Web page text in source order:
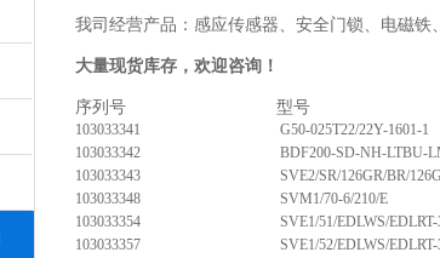
我司经营产品：感应传感器、安全门锁、电磁
大量现货库存，欢迎咨询！
序列
103033341
G50-025T22/22Y-1601-1
103033342
BDF200-SD-NH-LTBU-
103033343
SVE2/SR/126GR/BR/
103033348
SVM1/70-6/210/E
103033354
SVE1/51/EDLWS/
103033357
SVE1/52/EDLWS/